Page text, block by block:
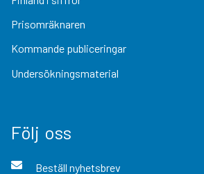
Prisomräknaren
Kommande publiceringar
Undersökningsmaterial
Följ oss
Beställ nyhetsbrev